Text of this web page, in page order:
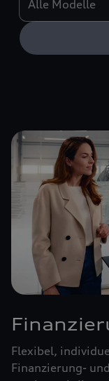
Flexibel,
Finanzierung-